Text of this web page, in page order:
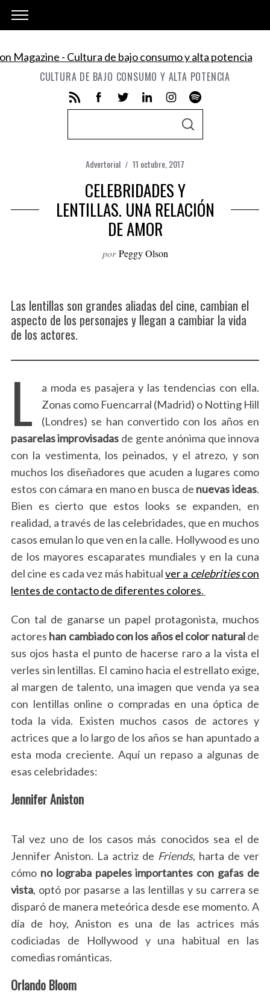
CULTURA DE BAJO CONSUMO Y ALTA POTENCIA
h
f
S
Advertorial 11 octubre, 2017
CELEBRIDADES Y
LENTILLAS. UNA RELACIÓN
DE AMOR
por Peggy Olson
Las lentillas son grandes aliadas del cine, cambian el
aspecto de los personajes y llegan a cambiar la vida
de los actores.
L
a moda es pasajera y las tendencias con ella.
Zonas como Fuencarral (Madrid) o Notting Hill
(Londres) se han convertido con los años en
pasarelas improvisadas de gente anónima que innova
con la vestimenta, los peinados, y el atrezo, y son
muchos los diseñadores que acuden a lugares como
estos con cámara en mano en busca de nuevas ideas.
Bien es cierto que estos looks se expanden, en
realidad, a través de las celebridades, que en muchos
casos emulan lo que ven en la calle. Hollywood es uno
de los mayores escaparates mundiales y en la cuna
del cine es cada vez más habitualver a celebritiescon
lentes de contacto de diferentes colores.
Con tal de ganarse un papel protagonista, muchos
actores han cambiado con los años el color naturalde
sus ojos hasta el punto de hacerse raro a la vista el
verles sin lentillas. El camino hacia el estrellato exige,
al margen de talento, una imagen que venda ya sea
con lentillas online o compradas en una óptica de
toda la vida. Existen muchos casos de actores y
actrices que a lo largo de los años se han apuntado a
esta moda creciente. Aquí un repaso a algunas de
esas celebridades:
Jennifer Aniston
Tal vez uno de los casos más conocidos sea el de
Jennifer Aniston. La actriz de Friends, harta de ver
cómo no lograba papeles importantes con gafas de
vista, optó por pasarse a las lentillas y su carrera se
disparó de manera meteórica desde ese momento. A
día de hoy, Aniston es una de las actrices más
codiciadas de Hollywood y una habitual en las
comedias románticas.
Orlando Bloom